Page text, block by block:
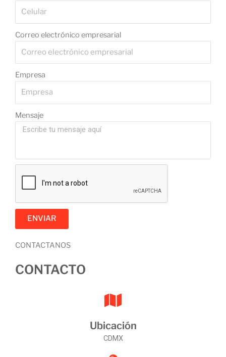
Correo electrónico empresarial
Empresa
Mensaje
ENVIAR
CONTACTANOS
CONTACTO
Ubicación
CDMX